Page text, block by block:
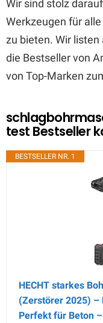
Wir sind stolz
Werkzeugen für
zu bieten. Wir
die Bestseller von
von Top-Marken
test Bestseller
BESTSELLER NR. 1
HECHT starkes
(Zerstörer 2025) –
Perfekt für Beton